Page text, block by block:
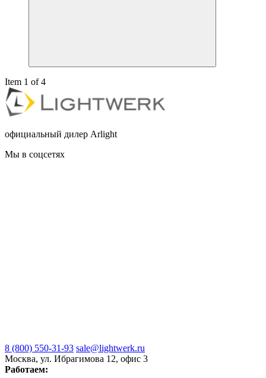
Item 1 of 4
официальный дилер Arlight
Мы в соцсетях
8 (800) 550-31-93 sale@lightwerk.ru
Москва, ул. Ибрагимова 12, офис 3
Работаем: